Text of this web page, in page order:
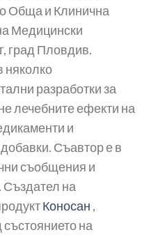
Обща и Клинична
Медицински
град Пловдив.
няколко
разработки за
лечебните ефекти на
и
Съавтор е в
съобщения и
Създател на
Коносан ,
на